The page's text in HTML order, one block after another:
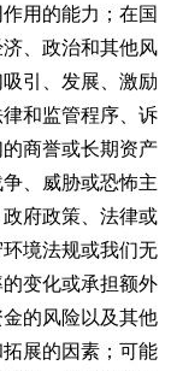
用的能力；在国
、政治和其他风
引、发展、激励
和监管程序、诉
商誉或长期资产
、威胁或恐怖主
府政策、法律或
境法规或我们无
变化或承担额外
的风险以及其他
展的因素；可能